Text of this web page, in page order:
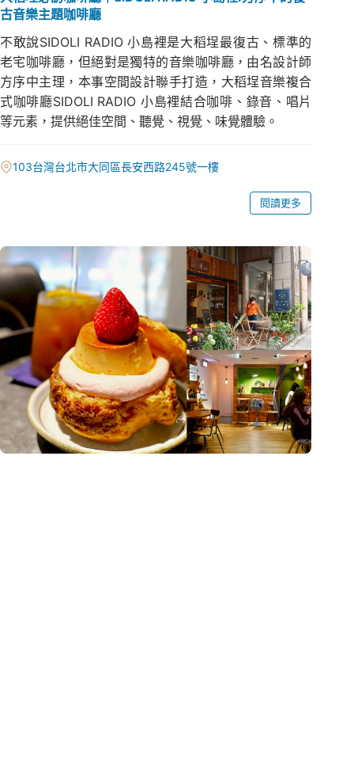
古音樂主題咖啡廳
不敢說SIDOLI RADIO 小島裡是大稻埕最復古、標準的
老宅咖啡廳，但絕對是獨特的音樂咖啡廳，由名設計師
方序中主理，本事空間設計聯手打造，大稻埕音樂複合
式咖啡廳SIDOLI RADIO 小島裡結合咖啡、錄音、唱片
等元素，提供絕佳空間、聽覺、視覺、味覺體驗。
103台灣台北市大同區長安西路245號一樓
閱讀更多